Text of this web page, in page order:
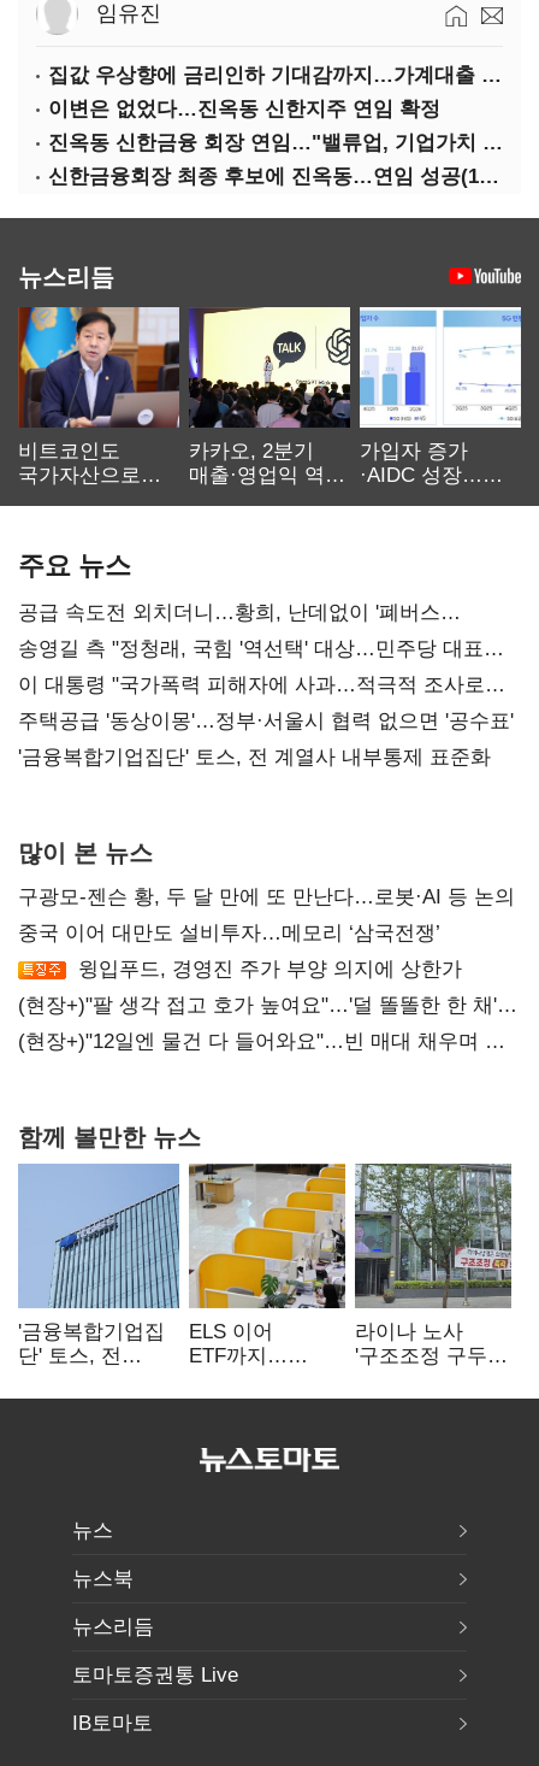
임유진
집값 우상향에 금리인하 기대감까지…가계대출 뇌관
이변은 없었다…진옥동 신한지주 연임 확정
진옥동 신한금융 회장 연임…"밸류업, 기업가치 키워"(상보)
신한금융회장 최종 후보에 진옥동…연임 성공(1보)
뉴스리듬
비트코인도
국가자산으로…'
카카오, 2분기
매출·영업익 역대
가입자 증가
·AIDC 성장…
주요 뉴스
공급 속도전 외치더니…황희, 난데없이 '폐버스
리모델링' 제안
송영길 측 "정청래, 국힘 '역선택' 대상…민주당 대표로
총선 지휘 못해"
이 대통령 "국가폭력 피해자에 사과…적극적 조사로
진실 밝혀야"
주택공급 '동상이몽'…정부·서울시 협력 없으면 '공수표'
'금융복합기업집단' 토스, 전 계열사 내부통제 표준화
많이 본 뉴스
구광모-젠슨 황, 두 달 만에 또 만난다…로봇·AI 등 논의
중국 이어 대만도 설비투자…메모리 ‘삼국전쟁’
윙입푸드, 경영진 주가 부양 의지에 상한가
(현장+)"팔 생각 접고 호가 높여요"…'덜 똘똘한 한 채'
20억 키맞추기
(현장+)"12일엔 물건 다 들어와요"…빈 매대 채우며 문
함께 볼만한 뉴스
'금융복합기업집
단' 토스, 전
표준화
ELS 이어
ETF까지…
제동 걸린 은행
라이나 노사
'구조조정 구두
뉴스
뉴스북
뉴스리듬
토마토증권통 Live
IB토마토